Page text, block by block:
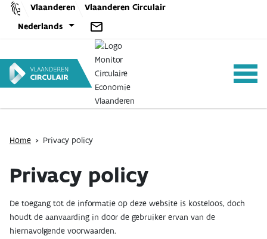
Skip
content
Vlaanderen
Vlaanderen Circulair
Nederlands
ANALYSES
BELEID
CE-TOOLS
Home > Privacy policy
Privacy policy
De toegang tot de informatie op deze website is kosteloos, doch
houdt de aanvaarding in door de gebruiker ervan van de
hiernavolgende voorwaarden.